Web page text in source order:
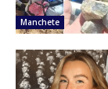
Manchete